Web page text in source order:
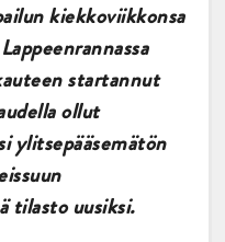
kiekkoviikkonsa
startannut
ollut
ylitsepääsemätön
tilasto uusiksi.